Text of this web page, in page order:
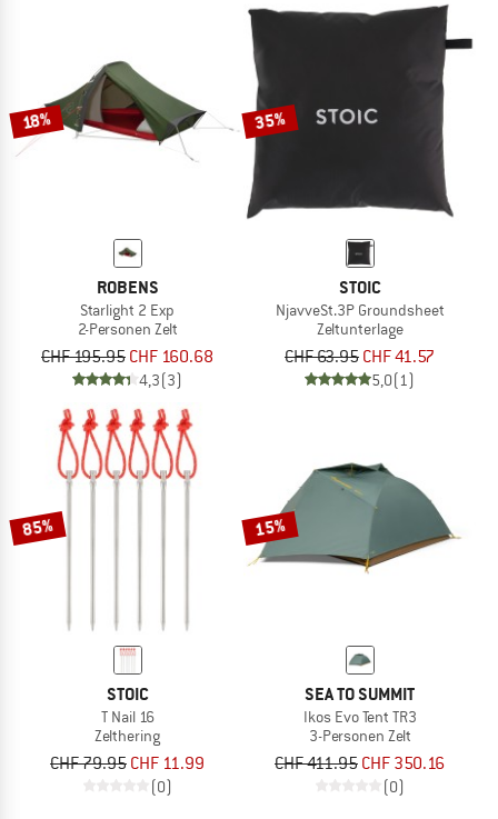
18%
ROBENS
Starlight 2 Exp
2-Personen Zelt
CHF 195.95 CHF 160.68
4,3(3)
35%
STOIC
NjavveSt.3P Groundsheet
Zeltunterlage
CHF 63.95 CHF 41.57
5,0(1)
85%
STOIC
T Nail 16
Zelthering
CHF 79.95 CHF 11.99
(0)
15%
SEA TO SUMMIT
Ikos Evo Tent TR3
3-Personen Zelt
CHF 411.95 CHF 350.16
(0)